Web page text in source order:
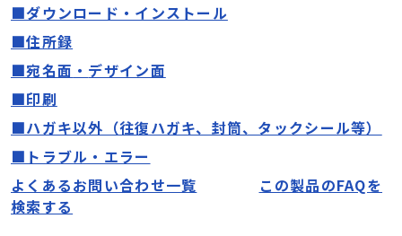
■ダウンロード・インストール
■住所録
■宛名面 ・ デザイン面
■印刷
■ハガキ以外（往復ハガキ、封筒、タックシール等）
■トラブル・エラー
よくあるお問い合わせ一覧
この製品のFAQを
検索する